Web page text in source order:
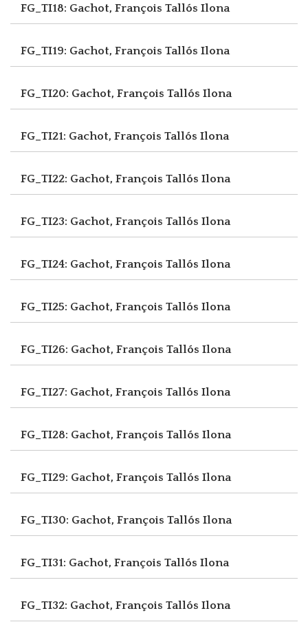
FG_TI18: Gachot, François Tallós Ilona
FG_TI19: Gachot, François Tallós Ilona
FG_TI20: Gachot, François Tallós Ilona
FG_TI21: Gachot, François Tallós Ilona
FG_TI22: Gachot, François Tallós Ilona
FG_TI23: Gachot, François Tallós Ilona
FG_TI24: Gachot, François Tallós Ilona
FG_TI25: Gachot, François Tallós Ilona
FG_TI26: Gachot, François Tallós Ilona
FG_TI27: Gachot, François Tallós Ilona
FG_TI28: Gachot, François Tallós Ilona
FG_TI29: Gachot, François Tallós Ilona
FG_TI30: Gachot, François Tallós Ilona
FG_TI31: Gachot, François Tallós Ilona
FG_TI32: Gachot, François Tallós Ilona